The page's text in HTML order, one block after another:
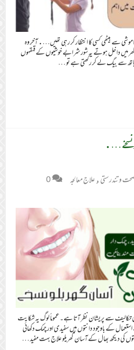
خاموشی سے بیٹھی کسی کا انتظار کر رہی تھیں…. آخر وہ
میں داخل ہوتے یہ شور شرابے خوشیوں کے قہقہوں
سے بیگ لے کر رکھتی ہے تو …
نسخے….
و تندرستی,علاج معالجہ
0
تکالیف سے پریشان نظر آتا ہے۔ عموماً لوگ یہ شکایت
کے باوجود دانتوں میں سفیدی اور چمک دکھائی
کی دیکھ بھال کے آسان گھریلو علاج بہت مفید …